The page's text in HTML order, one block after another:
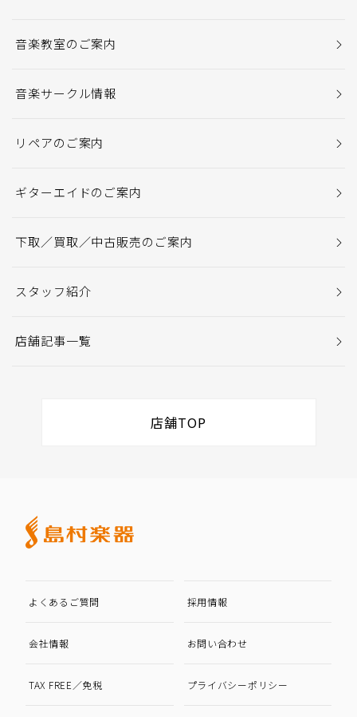
音楽教室のご案内
音楽サークル情報
リペアのご案内
ギターエイドのご案内
下取／買取／中古販売のご案内
スタッフ紹介
店舗記事一覧
店舗TOP
よくあるご質問 採用情報
会社情報 お問い合わせ
TAX FREE／免税 プライバシーポリシー